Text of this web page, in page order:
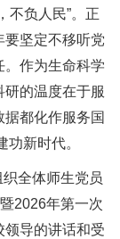
不负人民”。正
要坚定不移听党
。作为生命科学
的温度在于服
都化作服务国
新时代。
全体师生党员
2026年第一次
领导的讲话和受